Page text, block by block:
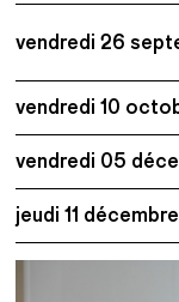
vendredi 26
vendredi 10
vendredi 05
jeudi 11